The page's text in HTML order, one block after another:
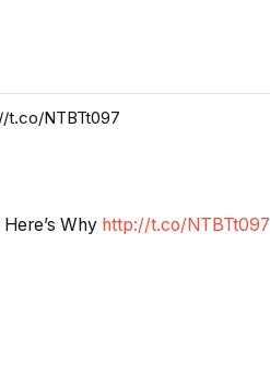
t.co/NTBTt097
Why http://t.co/NTBTt097